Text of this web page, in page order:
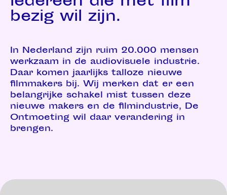
bezig wil zijn.
In Nederland zijn ruim 20.000 mensen
werkzaam in de audiovisuele industrie.
Daar komen jaarlijks talloze nieuwe
filmmakers bij. Wij merken dat er een
belangrijke schakel mist tussen deze
nieuwe makers en de filmindustrie, De
Ontmoeting wil daar verandering in
brengen.